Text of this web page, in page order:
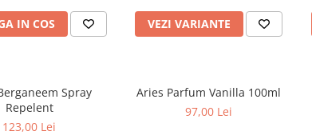
IN COS VEZI VARIANTE
Spray
Repelent
123,00 Lei
Aries Parfum Vanilla 100ml
97,00 Lei